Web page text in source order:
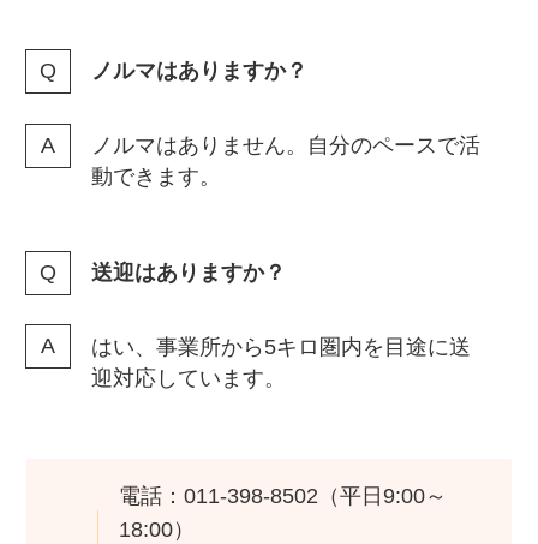
ノルマはありますか？
ノルマはありません。自分のペースで活
動できます。
送迎はありますか？
はい、事業所から5キロ圏内を目途に送
迎対応しています。
電話：011-398-8502（平日9:00～
18:00）